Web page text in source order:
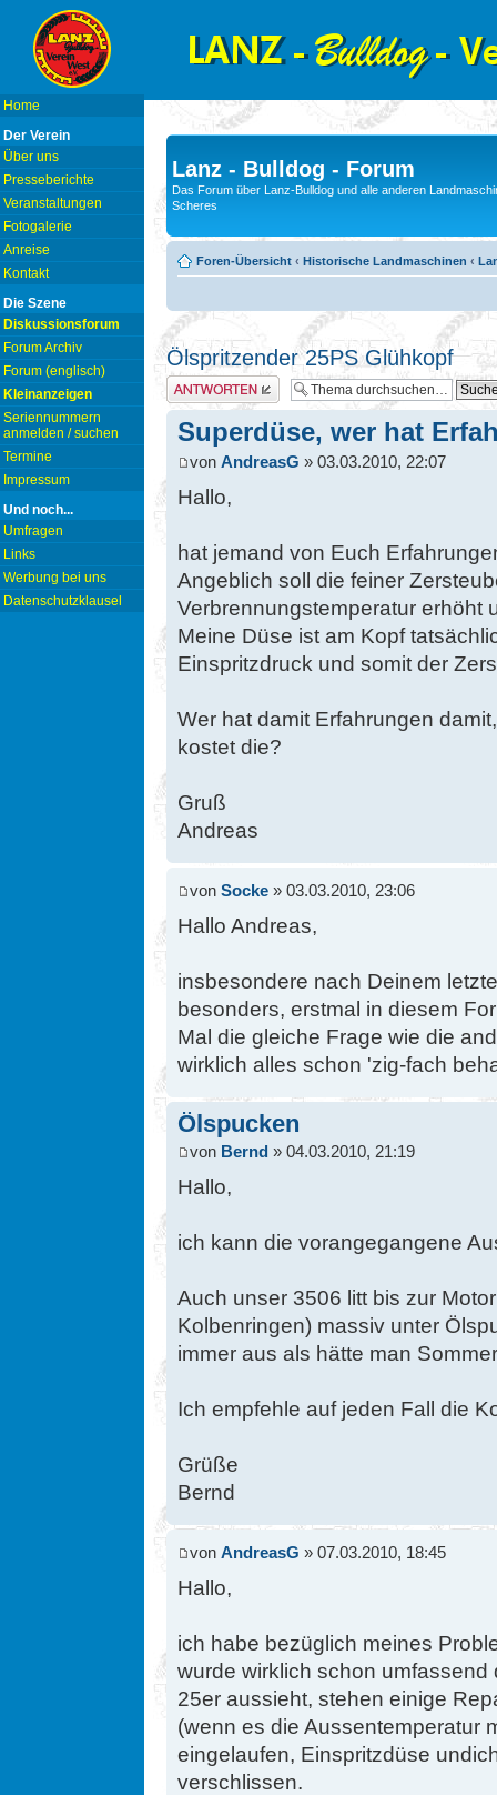
Home
Der Verein
Über uns
Presseberichte
Veranstaltungen
Fotogalerie
Anreise
Kontakt
Die Szene
Diskussionsforum
Forum Archiv
Forum (englisch)
Kleinanzeigen
Seriennummern
anmelden / suchen
Termine
Impressum
Und noch...
Umfragen
Links
Werbung bei uns
Datenschutzklausel
Lanz - Bulldog - Forum
Das Forum über Lanz-Bulldog und alle anderen
Scheres
Foren-Übersicht ‹ Historische Landmaschinen ‹
Ölspritzender 25PS Glühkopf
Antwort erstellen
Superdüse, wer hat
von AndreasG » 03.03.2010, 22:07
Hallo,
hat jemand von Euch
Angeblich soll die feiner
Verbrennungstemperatur erhöht
Meine Düse ist am Kopf
Einspritzdruck und somit der
Wer hat damit Erfahrungen
kostet die?
Gruß
Andreas
von Socke » 03.03.2010, 23:06
Hallo Andreas,
insbesondere nach Deinem
besonders, erstmal in diesem
Mal die gleiche Frage wie die
wirklich alles schon 'zig-fach
Ölspucken
von Bernd » 04.03.2010, 21:19
Hallo,
ich kann die vorangegangene
Auch unser 3506 litt bis zur
Kolbenringen) massiv unter
immer aus als hätte man
Ich empfehle auf jeden Fall die
Grüße
Bernd
von AndreasG » 07.03.2010, 18:45
Hallo,
ich habe bezüglich meines
wurde wirklich schon
25er aussieht, stehen einige
(wenn es die Aussentemperatur
eingelaufen, Einspritzdüse
verschlissen.